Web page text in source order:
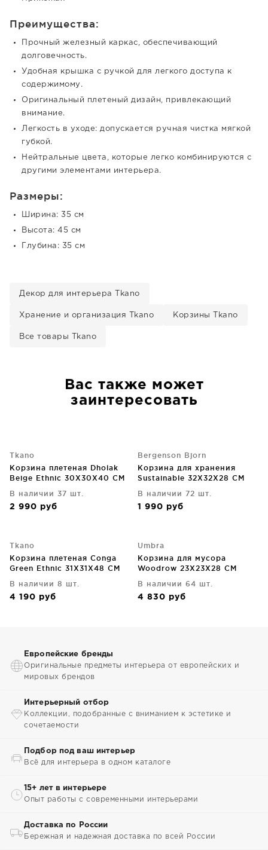
Преимущества:
Прочный железный каркас, обеспечивающий
долговечность.
Удобная крышка с ручкой для легкого доступа к
содержимому.
Оригинальный плетеный дизайн, привлекающий
внимание.
Легкость в уходе: допускается ручная чистка мягкой
губкой.
Нейтральные цвета, которые легко комбинируются с
другими элементами интерьера.
Размеры:
Ширина: 35 см
Высота: 45 см
Глубина: 35 см
Декор для интерьера Tkano
Хранение и организация Tkano Корзины Tkano
Все товары Tkano
Вас также может
заинтересовать
Tkano
Корзина плетеная Dholak
Beige Ethnic 30X30X40 CM
В наличии 37 шт.
2 990 руб
Bergenson Bjorn
Корзина для хранения
Sustainable 32X32X28 CM
В наличии 72 шт.
1 990 руб
Tkano
Корзина плетеная Conga
Green Ethnic 31X31X48 CM
В наличии 8 шт.
4 190 руб
Umbra
Корзина для мусора
Woodrow 23X23X28 CM
В наличии 64 шт.
4 830 руб
Европейские бренды
Оригинальные предметы интерьера от европейских и
мировых брендов
Интерьерный отбор
Коллекции, подобранные с вниманием к эстетике и
сочетаемости
Подбор под ваш интерьер
Всё для интерьера в одном каталоге
15+ лет в интерьере
Опыт работы с современными интерьерами
Доставка по России
Бережная и надежная доставка по всей России